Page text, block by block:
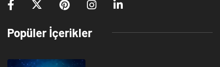
Popüler İçerikler